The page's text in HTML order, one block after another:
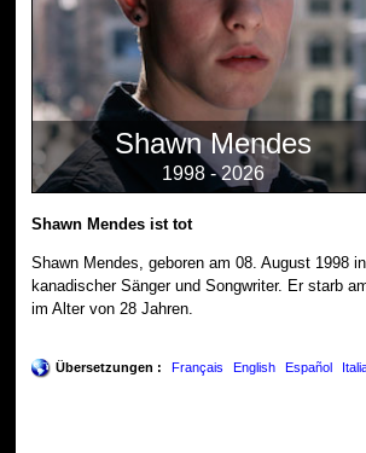
Shawn Mendes
1998 - 2026
Shawn Mendes ist tot
Shawn Mendes, geboren am 08. August 1998
kanadischer Sänger und Songwriter. Er starb
im Alter von 28 Jahren.
Übersetzungen : Français English Español